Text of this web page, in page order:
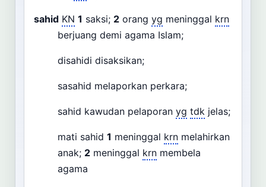
sahid KN 1 saksi; 2 orang yg meninggal krn
berjuang demi agama Islam;
disahidi disaksikan;
sasahid melaporkan perkara;
sahid kawudan pelaporan yg tdk jelas;
mati sahid 1 meninggal krn melahirkan
anak; 2 meninggal krn membela
agama